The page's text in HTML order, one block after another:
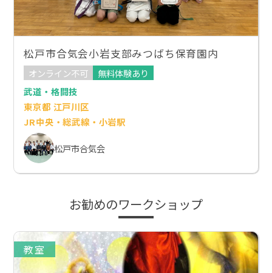
松戸市合気会小岩支部みつばち保育園内
オンライン不可
無料体験あり
武道・格闘技
東京都 江戸川区
JR中央・総武線・小岩駅
松戸市合気会
お勧めのワークショップ
教室